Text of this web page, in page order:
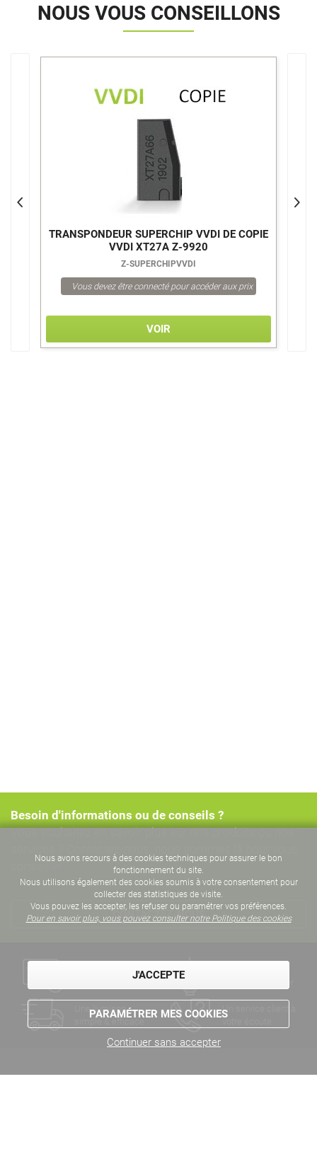
NOUS VOUS CONSEILLONS
TRANSPONDEUR SUPERCHIP VVDI DE COPIE
VVDI XT27A Z-9920
Z-SUPERCHIPVVDI
Vous devez être connecté pour accéder aux prix
VOIR
Besoin d'informations ou de conseils ?
Vous souhaitez en savoir plus sur nos produits ou nos
CONTACTEZ-NOUS
Une livraison
simple & efficace
Un service client à
votre écoute
Nous avons recours à des cookies techniques pour assurer le bon
fonctionnement du site.
Nous utilisons également des cookies soumis à votre consentement pour
collecter des statistiques de visite.
Vous pouvez les accepter, les refuser ou paramétrer vos préférences.
Pour en savoir plus, vous pouvez consulter notre Politique des cookies
J'ACCEPTE
PARAMÉTRER MES COOKIES
Continuer sans accepter